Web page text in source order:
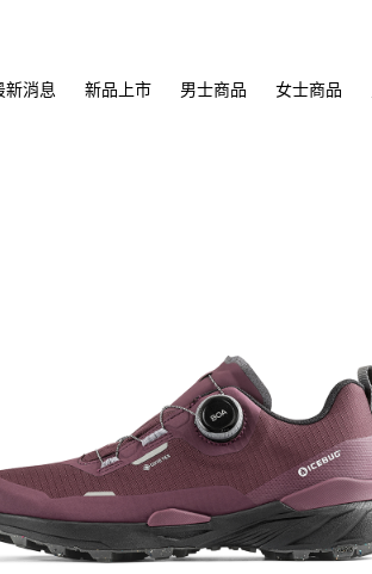
新消息 新品上市 男士商品 女士商品